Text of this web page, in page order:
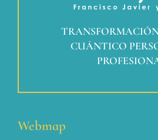
CUÁNTICO
Webmap